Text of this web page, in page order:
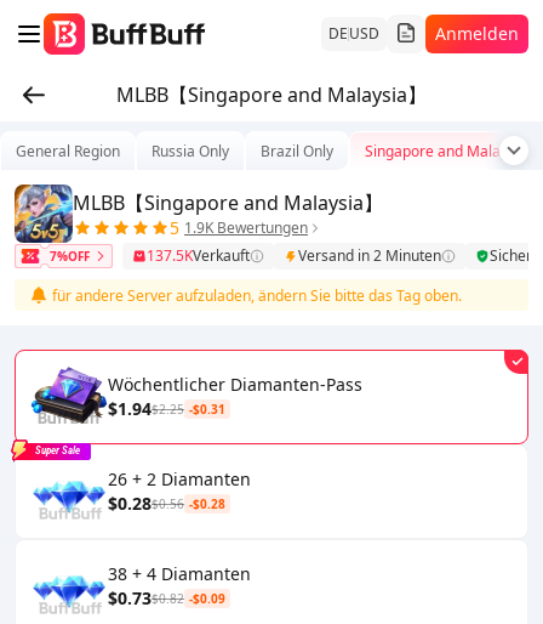
DEUSD Anmelden
MLBB【Singapore and Malaysia】
General Region Russia Only Brazil Only Singapore and Malaysia
MLBB【Singapore and Malaysia】
5 1.9K Bewertungen
7%OFF 137.5KVerkauft Versand in 2 Minuten
Sicher
Um für andere Server aufzuladen, ändern Sie bitte das Tag oben.
Wöchentlicher Diamanten-Pass
$1.94$2.25 -$0.31
26 + 2 Diamanten
$0.28$0.56 -$0.28
Super Sale
38 + 4 Diamanten
$0.73$0.82 -$0.09